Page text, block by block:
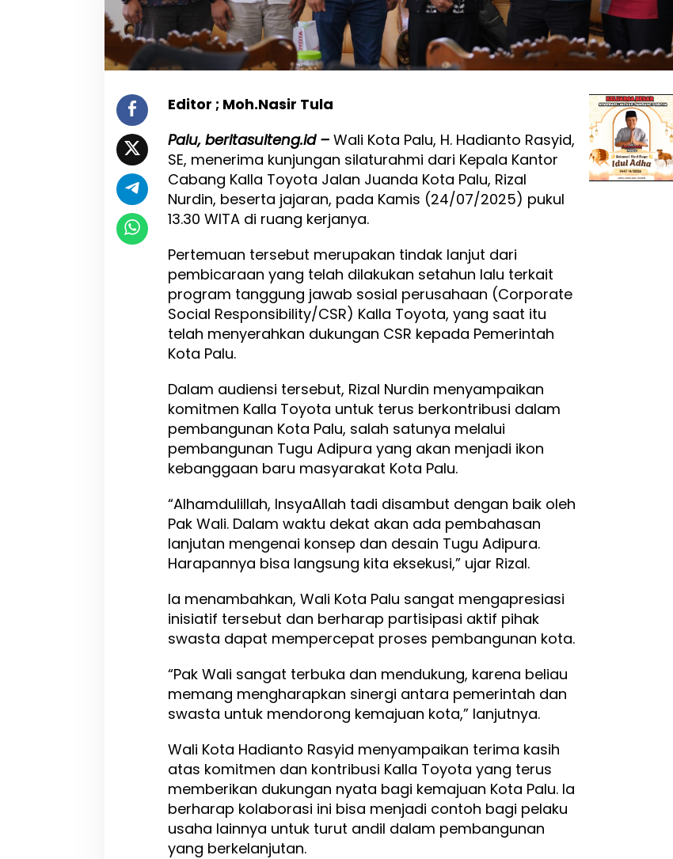
a
l
l
T
y
o
a
,
B
a
h
a
R
e
n
c
a
n
a
m
b
a
n
g
n
T
g
u
d
p
u
a
Editor ; Moh.Nasir Tula
Palu, beritasulteng.id – Wali Kota Palu, H. Hadianto Rasyid,
SE, menerima kunjungan silaturahmi dari Kepala Kantor
Cabang Kalla Toyota Jalan Juanda Kota Palu, Rizal
Nurdin, beserta jajaran, pada Kamis (24/07/2025) pukul
13.30 WITA di ruang kerjanya.
Pertemuan tersebut merupakan tindak lanjut dari
pembicaraan yang telah dilakukan setahun lalu terkait
program tanggung jawab sosial perusahaan (Corporate
Social Responsibility/CSR) Kalla Toyota, yang saat itu
telah menyerahkan dukungan CSR kepada Pemerintah
Kota Palu.
Dalam audiensi tersebut, Rizal Nurdin menyampaikan
komitmen Kalla Toyota untuk terus berkontribusi dalam
pembangunan Kota Palu, salah satunya melalui
pembangunan Tugu Adipura yang akan menjadi ikon
kebanggaan baru masyarakat Kota Palu.
“Alhamdulillah, InsyaAllah tadi disambut dengan baik oleh
Pak Wali. Dalam waktu dekat akan ada pembahasan
lanjutan mengenai konsep dan desain Tugu Adipura.
Harapannya bisa langsung kita eksekusi,” ujar Rizal.
Ia menambahkan, Wali Kota Palu sangat mengapresiasi
inisiatif tersebut dan berharap partisipasi aktif pihak
swasta dapat mempercepat proses pembangunan kota.
“Pak Wali sangat terbuka dan mendukung, karena beliau
memang mengharapkan sinergi antara pemerintah dan
swasta untuk mendorong kemajuan kota,” lanjutnya.
Wali Kota Hadianto Rasyid menyampaikan terima kasih
atas komitmen dan kontribusi Kalla Toyota yang terus
memberikan dukungan nyata bagi kemajuan Kota Palu. Ia
berharap kolaborasi ini bisa menjadi contoh bagi pelaku
usaha lainnya untuk turut andil dalam pembangunan
yang berkelanjutan.